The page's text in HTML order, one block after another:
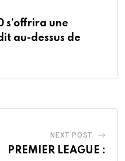
s’offrira une
au-dessus de
NEXT POST
PREMIER LEAGUE :